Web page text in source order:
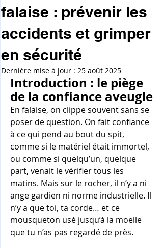
falaise : prévenir les
accidents et grimper
en sécurité
Dernière mise à jour : 25 août 2025
Introduction : le piège
de la confiance aveugle
En falaise, on clippe souvent sans se
poser de question. On fait confiance
à ce qui pend au bout du spit,
comme si le matériel était immortel,
ou comme si quelqu’un, quelque
part, venait le vérifier tous les
matins. Mais sur le rocher, il n’y a ni
ange gardien ni norme industrielle. Il
n’y a que toi, ta corde… et ce
mousqueton usé jusqu’à la moelle
que tu n’as pas regardé de près.